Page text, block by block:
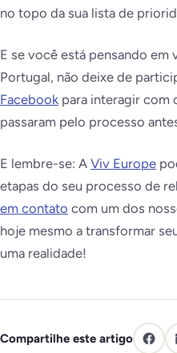
no topo da sua lista de
E se você está pensando em
Portugal, não deixe de
Facebook para interagir com
passaram pelo processo
E lembre-se: A Viv Europe
etapas do seu processo de
em contato com um dos
hoje mesmo a transformar
uma realidade!
Compartilhe este artigo